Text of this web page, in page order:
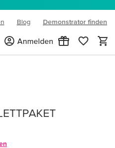
Blog
(opens in new tab)
Demonstrator finden
Anmelden